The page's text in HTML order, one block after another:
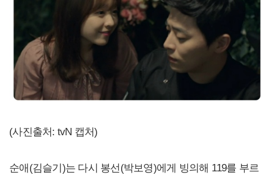
(사진출처: tvN 캡처)
순애(김슬기)는 다시 봉선(박보영)에게 빙의해 119를 부르